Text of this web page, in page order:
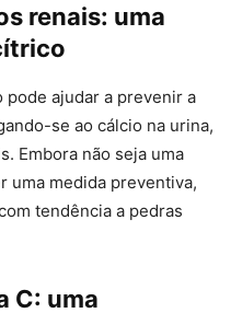
renais: uma
pode ajudar a prevenir a
se ao cálcio na urina,
Embora não seja uma
uma medida preventiva,
tendência a pedras
C: uma